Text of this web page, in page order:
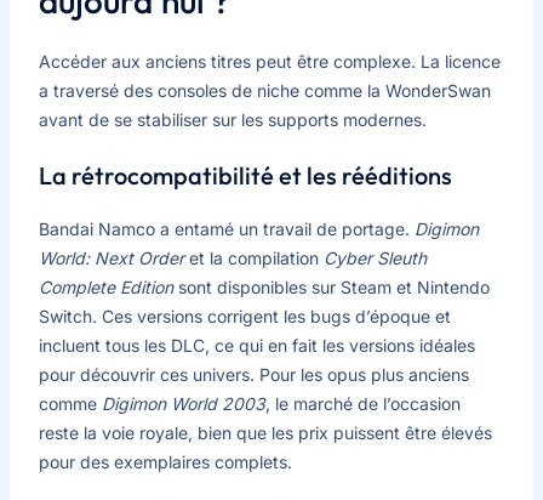
Accéder aux anciens titres peut être complexe. La licence
a traversé des consoles de niche comme la WonderSwan
avant de se stabiliser sur les supports modernes.
La rétrocompatibilité et les rééditions
Bandai Namco a entamé un travail de portage. Digimon
World: Next Orderet la compilation Cyber Sleuth
Complete Editionsont disponibles sur Steam et Nintendo
Switch. Ces versions corrigent les bugs d’époque et
incluent tous les DLC, ce qui en fait les versions idéales
pour découvrir ces univers. Pour les opus plus anciens
comme Digimon World 2003, le marché de l’occasion
reste la voie royale, bien que les prix puissent être élevés
pour des exemplaires complets.